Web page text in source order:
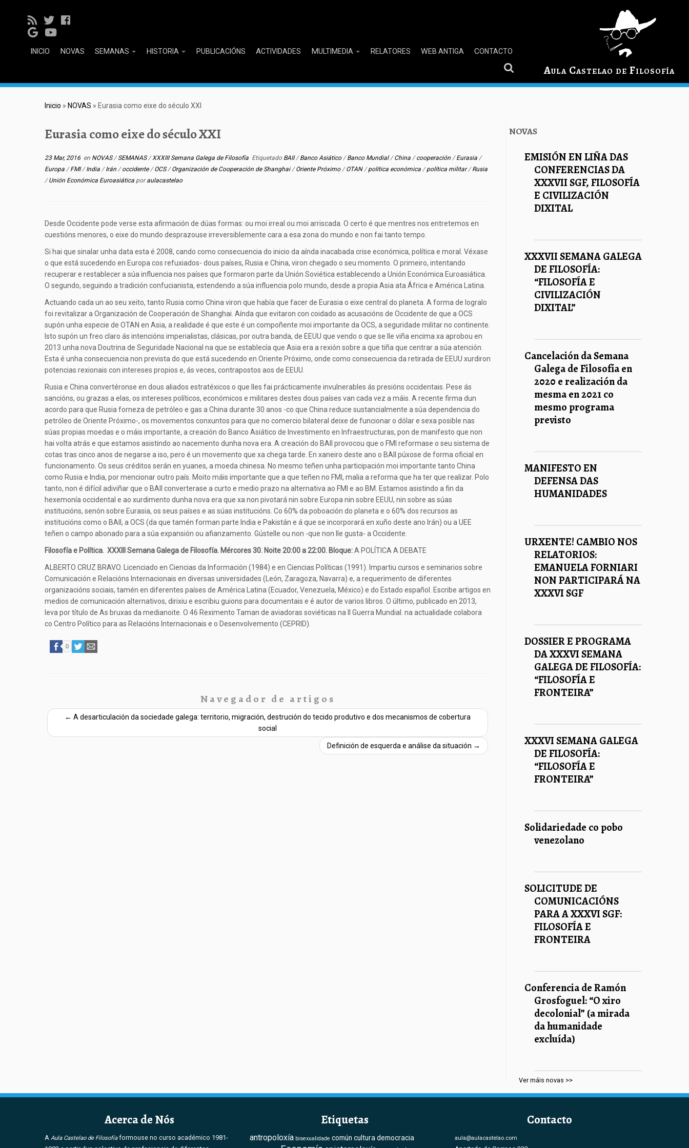
Aula Castelao de Filosofía
INICIO NOVAS SEMANAS HISTORIA PUBLICACIÓNS ACTIVIDADES MULTIMEDIA RELATORES WEB ANTIGA CONTACTO
Inicio » NOVAS » Eurasia como eixe do século XXI
Eurasia como eixe do século XXI
23 Mar, 2016 en NOVAS/SEMANAS/XXXIII Semana Galega de Filosofía Etiquetado BAII/Banco Asiático/Banco Mundial/China /cooperación /Eurasia /
Europa /FMI/India /Irán /occidente/OCS/Organización de Cooperación de Shanghai/Oriente Próximo/OTAN/política económica /política militar/Rusia
/Unión Económica Euroasiática poraulacastelao
Desde Occidente pode verse esta afirmación de dúas formas: ou moi irreal ou moi arriscada. O certo é que mentres nos entretemos en
cuestións menores, o eixe do mundo desprazouse irreversiblemente cara a esa zona do mundo e non fai tanto tempo.
Si hai que sinalar unha data esta é 2008, cando como consecuencia do inicio da aínda inacabada crise económica, política e moral. Véxase
o que está sucedendo en Europa cos refuxiados- dous países, Rusia e China, viron chegado o seu momento. O primeiro, intentando
recuperar e restablecer a súa influencia nos países que formaron parte da Unión Soviética establecendo a Unión Económica Euroasiática.
O segundo, seguindo a tradición confucianista, estendendo a súa influencia polo mundo, desde a propia Asia ata África e América Latina.
Actuando cada un ao seu xeito, tanto Rusia como China viron que había que facer de Eurasia o eixe central do planeta. A forma de logralo
foi revitalizar a Organización de Cooperación de Shanghai. Aínda que evitaron con coidado as acusacións de Occidente de que a OCS
supón unha especie de OTAN en Asia, a realidade é que este é un compoñente moi importante da OCS, a seguridade militar no continente.
Isto supón un freo claro ás intencións imperialistas, clásicas, por outra banda, de EEUU que vendo o que se lle viña encima xa aprobou en
2013 unha nova Doutrina de Seguridade Nacional na que se establecía que Asia era a rexión sobre a que tiña que centrar a súa atención.
Esta é unha consecuencia non prevista do que está sucedendo en Oriente Próximo, onde como consecuencia da retirada de EEUU xurdiron
potencias rexionais con intereses propios e, ás veces, contrapostos aos de EEUU.
Rusia e China convertéronse en dous aliados estratéxicos o que lles fai prácticamente invulnerables ás presións occidentais. Pese ás
sancións, ou grazas a elas, os intereses políticos, económicos e militares destes dous países van cada vez a máis. A recente firma dun
acordo para que Rusia forneza de petróleo e gas a China durante 30 anos -co que China reduce sustancialmente a súa dependencia do
petróleo de Oriente Próximo-, os movementos conxuntos para que no comercio bilateral deixe de funcionar o dólar e sexa posible nas
súas propias moedas e o máis importante, a creación do Banco Asiático de Investimento en Infraestructuras, pon de manifesto que non
hai volta atrás e que estamos asistindo ao nacemento dunha nova era. A creación do BAII provocou que o FMI reformase o seu sistema de
cotas tras cinco anos de negarse a iso, pero é un movemento que xa chega tarde. En xaneiro deste ano o BAII púxose de forma oficial en
funcionamento. Os seus créditos serán en yuanes, a moeda chinesa. No mesmo teñen unha participación moi importante tanto China
como Rusia e India, por mencionar outro país. Moito máis importante que a que teñen no FMI, malia a reforma que ha ter que realizar. Polo
tanto, non é difícil adiviñar que o BAII converterase a curto e medio prazo na alternativa ao FMI e ao BM. Estamos asistindo a fin da
hexemonía occidental e ao xurdimento dunha nova era que xa non pivotará nin sobre Europa nin sobre EEUU, nin sobre as súas
institucións, senón sobre Eurasia, os seus países e as súas institucións. Co 60% da poboación do planeta e o 60% dos recursos as
institucións como o BAII, a OCS (da que tamén forman parte India e Pakistán e á que se incorporará en xuño deste ano Irán) ou a UEE
teñen o campo abonado para a súa expansión ou afianzamento. Gústelle ou non -que non lle gusta- a Occidente.
Filosofía e Política. XXXIII Semana Galega de Filosofía. Mércores 30. Noite 20:00 a 22:00. Bloque:A POLÍTICA A DEBATE
ALBERTO CRUZ BRAVO. Licenciado en Ciencias da Información (1984) e en Ciencias Políticas (1991). Impartiu cursos e seminarios sobre
Comunicación e Relacións Internacionais en diversas universidades (León, Zaragoza, Navarra) e, a requerimento de diferentes
organizacións sociais, tamén en diferentes países de América Latina (Ecuador, Venezuela, México) e do Estado español. Escribe artigos en
medios de comunicación alternativos, dirixiu e escribiu guions para documentais e é autor de varios libros. O último, publicado en 2013,
leva por título de As bruxas da medianoite. O 46 Reximento Taman de aviadoras soviéticas na II Guerra Mundial. na actualidade colabora
co Centro Político para as Relacións Internacionais e o Desenvolvemento (CEPRID).
0
Navegador de artigos
← A desarticulación da sociedade galega: territorio, migración, destrución do tecido produtivo e dos mecanismos de cobertura
social
Definición de esquerda e análise da situación →
NOVAS
EMISIÓN EN LIÑA DAS
CONFERENCIAS DA
XXXVII SGF, FILOSOFÍA
E CIVILIZACIÓN
DIXITAL
XXXVII SEMANA GALEGA
DE FILOSOFÍA:
“FILOSOFÍA E
CIVILIZACIÓN
DIXITAL”
Cancelación da Semana
Galega de Filosofía en
2020 e realización da
mesma en 2021 co
mesmo programa
previsto
MANIFESTO EN
DEFENSA DAS
HUMANIDADES
URXENTE! CAMBIO NOS
RELATORIOS:
EMANUELA FORNIARI
NON PARTICIPARÁ NA
XXXVI SGF
DOSSIER E PROGRAMA
DA XXXVI SEMANA
GALEGA DE FILOSOFÍA:
“FILOSOFÍA E
FRONTEIRA”
XXXVI SEMANA GALEGA
DE FILOSOFÍA:
“FILOSOFÍA E
FRONTEIRA”
Solidariedade co pobo
venezolano
SOLICITUDE DE
COMUNICACIÓNS
PARA A XXXVI SGF:
FILOSOFÍA E
FRONTEIRA
Conferencia de Ramón
Grosfoguel: “O xiro
decolonial” (a mirada
da humanidade
excluída)
Ver máis novas >>
Acerca de Nós
A Aula Castelao de Filosofíaformouse no curso académico 1981-
Etiquetas
antropoloxía bisexualidade común cultura democracia
Contacto
aula@aulacastelao.com